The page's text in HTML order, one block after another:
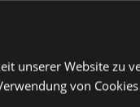
15 €
unserer Website zu
von